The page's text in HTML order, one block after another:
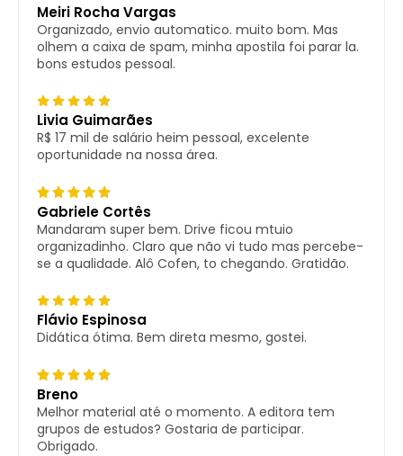
Meiri Rocha Vargas
Organizado, envio automatico. muito bom. Mas
olhem a caixa de spam, minha apostila foi parar la.
bons estudos pessoal.
Livia Guimarães
R$ 17 mil de salário heim pessoal, excelente
oportunidade na nossa área.
Gabriele Cortês
Mandaram super bem. Drive ficou mtuio
organizadinho. Claro que não vi tudo mas percebe-
se a qualidade. Alô Cofen, to chegando. Gratidão.
Flávio Espinosa
Didática ótima. Bem direta mesmo, gostei.
Breno
Melhor material até o momento. A editora tem
grupos de estudos? Gostaria de participar.
Obrigado.